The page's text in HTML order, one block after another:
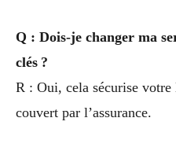
Q : Dois-je changer ma
clés ?
R : Oui, cela sécurise votre
couvert par l’assurance.